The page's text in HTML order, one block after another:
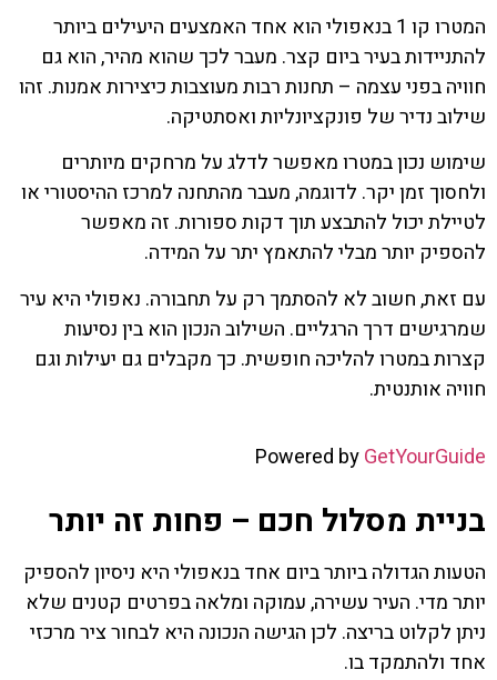
המטרו קו 1 בנאפולי הוא אחד האמצעים היעילים ביותר
להתניידות בעיר ביום קצר. מעבר לכך שהוא מהיר, הוא גם
חוויה בפני עצמה – תחנות רבות מעוצבות כיצירות אמנות. זהו
שילוב נדיר של פונקציונליות ואסתטיקה.
שימוש נכון במטרו מאפשר לדלג על מרחקים מיותרים
ולחסוך זמן יקר. לדוגמה, מעבר מהתחנה למרכז ההיסטורי או
לטיילת יכול להתבצע תוך דקות ספורות. זה מאפשר
להספיק יותר מבלי להתאמץ יתר על המידה.
עם זאת, חשוב לא להסתמך רק על תחבורה. נאפולי היא עיר
שמרגישים דרך הרגליים. השילוב הנכון הוא בין נסיעות
קצרות במטרו להליכה חופשית. כך מקבלים גם יעילות וגם
חוויה אותנטית.
Powered byGetYourGuide
בניית מסלול חכם – פחות זה יותר
הטעות הגדולה ביותר ביום אחד בנאפולי היא ניסיון להספיק
יותר מדי. העיר עשירה, עמוקה ומלאה בפרטים קטנים שלא
ניתן לקלוט בריצה. לכן הגישה הנכונה היא לבחור ציר מרכזי
אחד ולהתמקד בו.